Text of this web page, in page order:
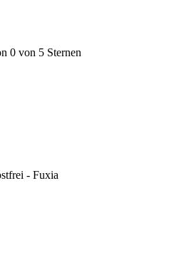
0 von 5 Sternen
- Fuxia